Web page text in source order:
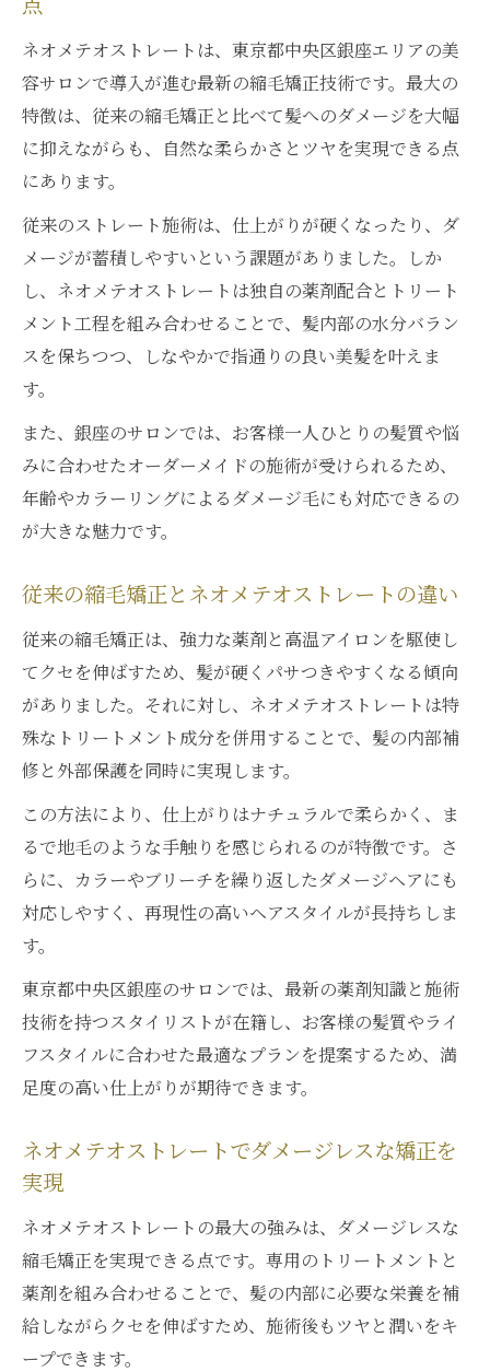
点
ネオメテオストレートは、東京都中央区銀座エリアの美
容サロンで導入が進む最新の縮毛矯正技術です。最大の
特徴は、従来の縮毛矯正と比べて髪へのダメージを大幅
に抑えながらも、自然な柔らかさとツヤを実現できる点
にあります。
従来のストレート施術は、仕上がりが硬くなったり、ダ
メージが蓄積しやすいという課題がありました。しか
し、ネオメテオストレートは独自の薬剤配合とトリート
メント工程を組み合わせることで、髪内部の水分バラン
スを保ちつつ、しなやかで指通りの良い美髪を叶えま
す。
また、銀座のサロンでは、お客様一人ひとりの髪質や悩
みに合わせたオーダーメイドの施術が受けられるため、
年齢やカラーリングによるダメージ毛にも対応できるの
が大きな魅力です。
従来の縮毛矯正とネオメテオストレートの違い
従来の縮毛矯正は、強力な薬剤と高温アイロンを駆使し
てクセを伸ばすため、髪が硬くパサつきやすくなる傾向
がありました。それに対し、ネオメテオストレートは特
殊なトリートメント成分を併用することで、髪の内部補
修と外部保護を同時に実現します。
この方法により、仕上がりはナチュラルで柔らかく、ま
るで地毛のような手触りを感じられるのが特徴です。さ
らに、カラーやブリーチを繰り返したダメージヘアにも
対応しやすく、再現性の高いヘアスタイルが長持ちしま
す。
東京都中央区銀座のサロンでは、最新の薬剤知識と施術
技術を持つスタイリストが在籍し、お客様の髪質やライ
フスタイルに合わせた最適なプランを提案するため、満
足度の高い仕上がりが期待できます。
ネオメテオストレートでダメージレスな矯正を
実現
ネオメテオストレートの最大の強みは、ダメージレスな
縮毛矯正を実現できる点です。専用のトリートメントと
薬剤を組み合わせることで、髪の内部に必要な栄養を補
給しながらクセを伸ばすため、施術後もツヤと潤いをキ
ープできます。